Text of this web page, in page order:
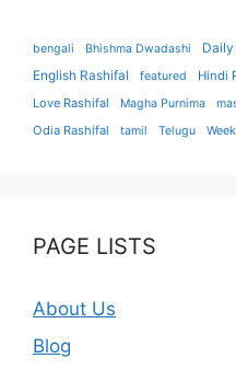
bengali Bhishma Dwadashi Daily
English Rashifal
featured Hindi
Love Rashifal
Magha Purnima
Odia Rashifal tamil Telugu
PAGE LISTS
About Us
Blog